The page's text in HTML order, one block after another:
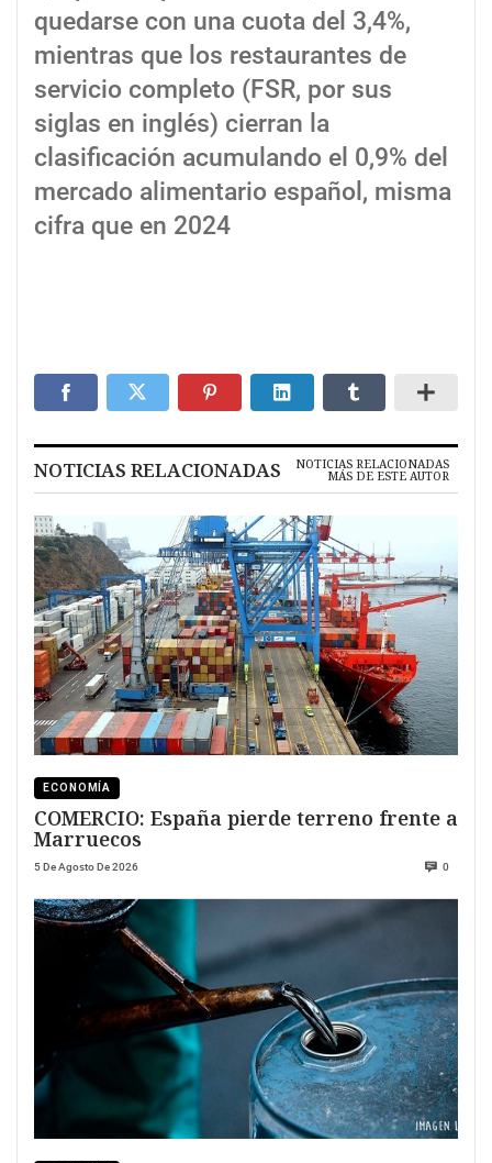
quedarse con una cuota del 3,4%,
mientras que los restaurantes de
servicio completo (FSR, por sus
siglas en inglés) cierran la
clasificación acumulando el 0,9% del
mercado alimentario español, misma
cifra que en 2024
NOTICIAS RELACIONADAS NOTICIAS RELACIONADAS
MÁS DE ESTE AUTOR
ECONOMÍA
COMERCIO: España pierde terreno frente a
Marruecos
5 De Agosto De 2026 0